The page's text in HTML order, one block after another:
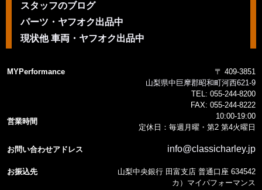
スタッフのブログ
パーツ・ヤフオク出品中
現状他 車両・ヤフオク出品中
MYPerformance
〒 409-3851
山梨県中巨摩郡昭和町河西621-9
TEL: 055-244-8200
FAX: 055-244-8222
営業時間
10:00-19:00
定休日：毎週月曜・第2 第4火曜日
お問い合わせアドレス info@classicharley.jp
お振込先
山梨中央銀行 田富支店 普通口座 634542
カ）マイパフォーマンス